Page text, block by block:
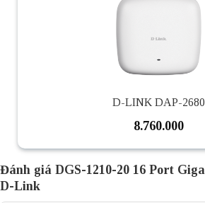
D-LINK DAP-2680
8.760.000
Đánh giá DGS-1210-20 16 Port
D-Link